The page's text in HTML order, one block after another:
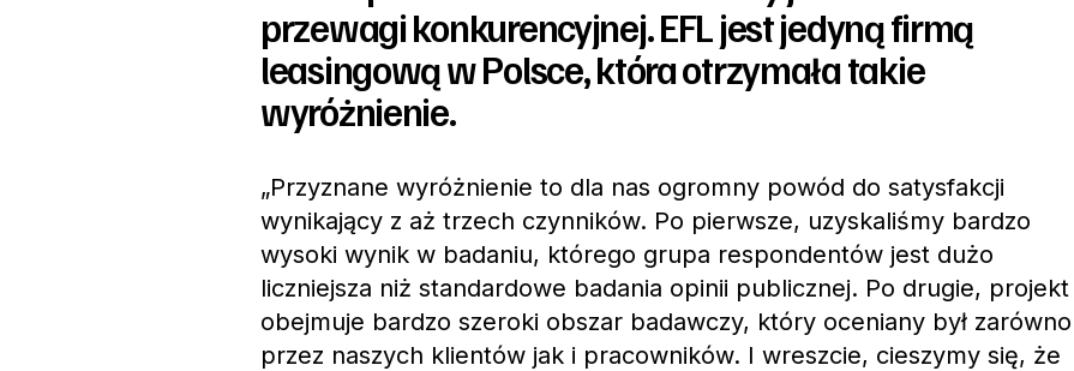
przewagi konkurencyjnej. EFL jest jedyną firmą
leasingową w Polsce, która otrzymała takie
wyróżnienie.
„Przyznane wyróżnienie to dla nas ogromny powód do satysfakcji
wynikający z aż trzech czynników. Po pierwsze, uzyskaliśmy bardzo
wysoki wynik w badaniu, którego grupa respondentów jest dużo
liczniejsza niż standardowe badania opinii publicznej. Po drugie, projekt
obejmuje bardzo szeroki obszar badawczy, który oceniany był zarówno
przez naszych klientów jak i pracowników. I wreszcie, cieszymy się, że